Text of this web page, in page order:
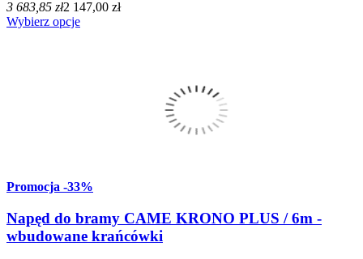
3 683,85 zł2 147,00 zł
Wybierz opcje
Promocja -33%
Napęd do bramy CAME KRONO PLUS / 6m -
wbudowane krańcówki